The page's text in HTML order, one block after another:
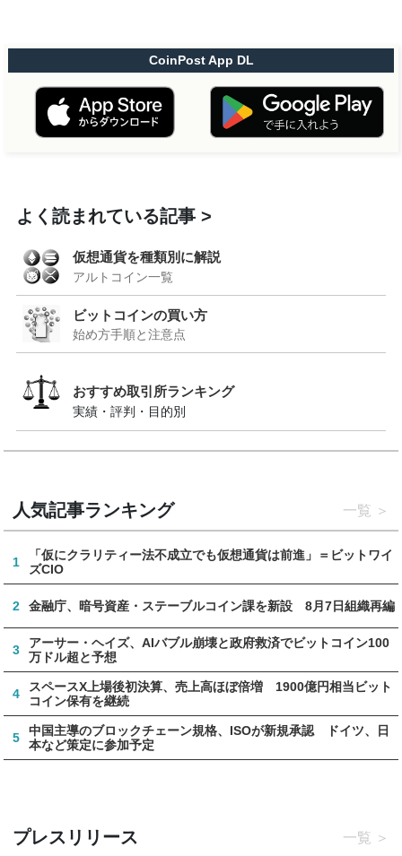
CoinPost App DL
よく読まれている記事
仮想通貨を種類別に解説
アルトコイン一覧
ビットコインの買い方
始め方手順と注意点
おすすめ取引所ランキング
実績・評判・目的別
人気記事ランキング 一覧
1
「仮にクラリティー法不成立でも仮想通貨は前進」＝ビットワイ
ズCIO
2 金融庁、暗号資産・ステーブルコイン課を新設 8月7日組織再編
3
アーサー・ヘイズ、AIバブル崩壊と政府救済でビットコイン100
万ドル超と予想
4
スペースX上場後初決算、売上高ほぼ倍増 1900億円相当ビット
コイン保有を継続
5
中国主導のブロックチェーン規格、ISOが新規承認 ドイツ、日
本など策定に参加予定
プレスリリース 一覧